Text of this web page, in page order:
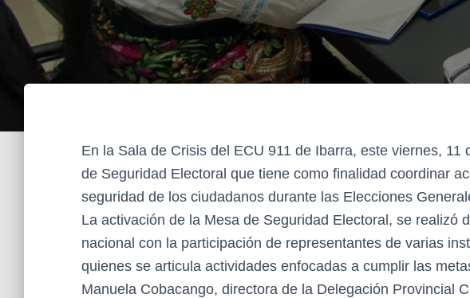
En la Sala de Crisis del ECU 911 de Ibarra, este viernes, 11
de Seguridad Electoral que tiene como finalidad coordinar
seguridad de los ciudadanos durante las Elecciones
La activación de la Mesa de Seguridad Electoral, se realizó
nacional con la participación de representantes de varias
quienes se articula actividades enfocadas a cumplir las
Manuela Cobacango, directora de la Delegación Provincial